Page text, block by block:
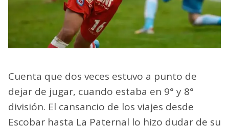
Cuenta que dos veces estuvo a punto de
dejar de jugar, cuando estaba en 9° y 8°
división. El cansancio de los viajes desde
Escobar hasta La Paternal lo hizo dudar de su